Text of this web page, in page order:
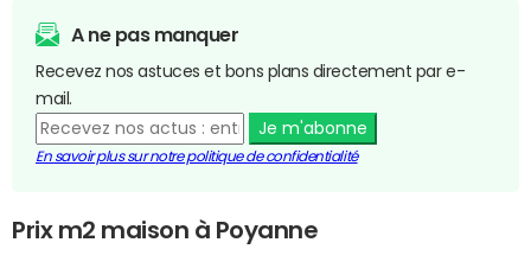
A ne pas manquer
Recevez nos astuces et bons plans directement par e-
mail.
Je m'abonne
En savoir plus sur notre politique de confidentialité
Prix m2 maison à Poyanne